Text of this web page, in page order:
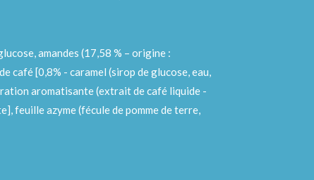
amandes (17,58 % – origine :
café [0,8% - caramel (sirop de glucose, eau,
aromatisante (extrait de café liquide -
feuille azyme (fécule de pomme de terre,